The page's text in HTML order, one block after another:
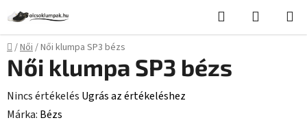
fő
tartalomhoz
Keresés KOSÁR
Kezdőlap
/Női/Női klumpa SP3 bézs
Női klumpa SP3 bézs
A
termék
Nincs értékelés Ugrás az értékeléshez
Márka: Bézs